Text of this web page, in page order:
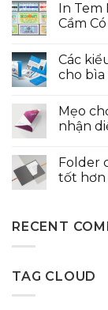
In
Cầm
Các
cho bìa
Mẹo
nhận
Folder
tốt hơn
RECENT
TAG CLOUD